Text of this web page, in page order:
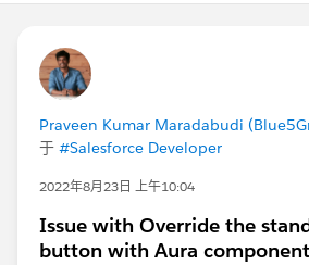
Praveen Kumar Maradabudi
于 #Salesforce Developer
2022年8月23日 上午10:04
Issue with Override the
button with Aura component